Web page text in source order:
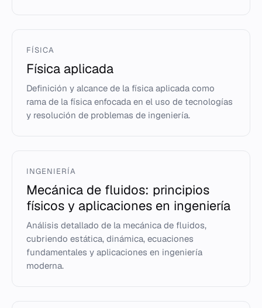
FÍSICA
Física aplicada
Definición y alcance de la física aplicada como
rama de la física enfocada en el uso de tecnologías
y resolución de problemas de ingeniería.
INGENIERÍA
Mecánica de fluidos: principios
físicos y aplicaciones en ingeniería
Análisis detallado de la mecánica de fluidos,
cubriendo estática, dinámica, ecuaciones
fundamentales y aplicaciones en ingeniería
moderna.